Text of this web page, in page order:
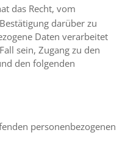
das Recht, vom
darüber zu
Daten verarbeitet
sein, Zugang zu den
den folgenden
personenbezogenen